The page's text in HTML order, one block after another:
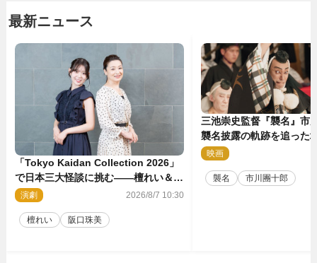
最新ニュース
「Tokyo Kaidan Collection 2026」
で日本三大怪談に挑む――檀れい＆阪
口珠美が語る「牡丹灯籠」の新たな魅
演劇 2026/8/7 10:30
檀れい 阪口珠美
三池崇史監督『襲名』市
襲名披露の軌跡を追った
点解禁！
映画
襲名 市川團十郎